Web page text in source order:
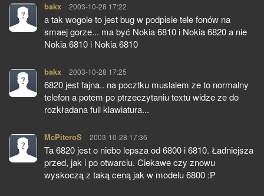
bakx pisze:
2003-10-28 17:22
a tak wogole to jest bug w podpisie tele fonów na
smaej gorze... ma być Nokia 6810 i Nokia 6820 a nie
Nokia 6810 i Nokia 6810
bakx pisze:
2003-10-28 17:25
6820 jest fajna.. na pocztku muslalem ze to normalny
telefon a potem po ptrzeczytaniu textu widze ze do
rozkładana full klawiatura...
McPiteroS pisze:
2003-10-28 17:36
Ta 6820 jest o niebo lepsza od 6800 i 6810. Ładniejsza
przed, jak i po otwarciu. Ciekawe czy znowu
wyskoczą z taką ceną jak w modelu 6800 :P